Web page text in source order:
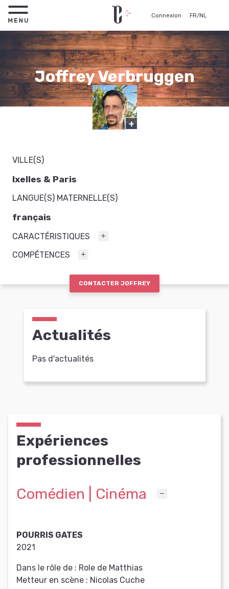
Connexion FR/NL
Joffrey Verbruggen
Comédien
+
VILLE(S)
Ixelles & Paris
LANGUE(S) MATERNELLE(S)
français
CARACTÉRISTIQUES
COMPÉTENCES
CONTACTER JOFFREY
Actualités
Pas d'actualités
Expériences
professionnelles
Comédien | Cinéma
POURRIS GATES
2021
Dans le rôle de : Role de Matthias
Metteur en scène : Nicolas Cuche